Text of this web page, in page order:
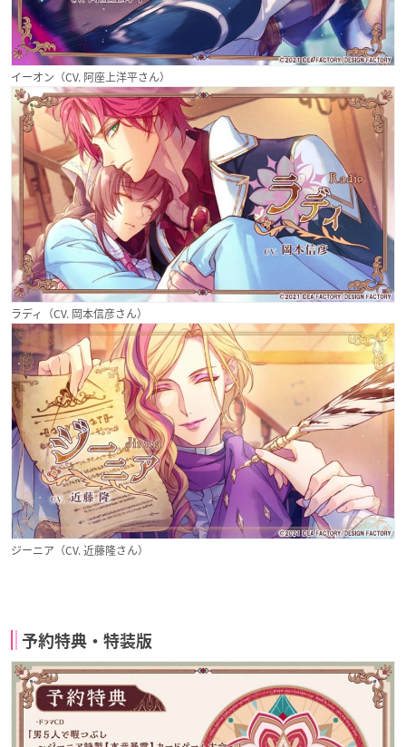
イーオン（CV. 阿座上洋平さん）
ラディ（CV. 岡本信彦さん）
ジーニア（CV. 近藤隆さん）
予約特典・特装版